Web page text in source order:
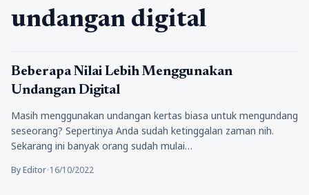
undangan digital
Teknologi
Beberapa Nilai Lebih Menggunakan
Undangan Digital
Masih menggunakan undangan kertas biasa untuk mengundang
seseorang? Sepertinya Anda sudah ketinggalan zaman nih.
Sekarang ini banyak orang sudah mulai…
By Editor•16/10/2022